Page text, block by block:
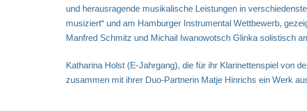
und herausragende musikalische Leistungen in
musiziert“ und am Hamburger Instrumental Wettbewerb,
Manfred Schmitz und Michail Iwanowotsch Glinka solistisch
Katharina Holst (E-Jahrgang), die für ihr Klarinettenspiel von
zusammen mit ihrer Duo-Partnerin Matje Hinrichs ein Werk